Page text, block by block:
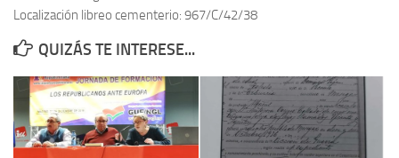
Memoria Histórica
Investigación previa de la represión en Talavera de la Reina (1937-
1947).
Informe Represión en Toledo 1936-1947 | Buscador
Localización libreo cementerio: 967/C/42/38
QUIZÁS TE INTERESE...